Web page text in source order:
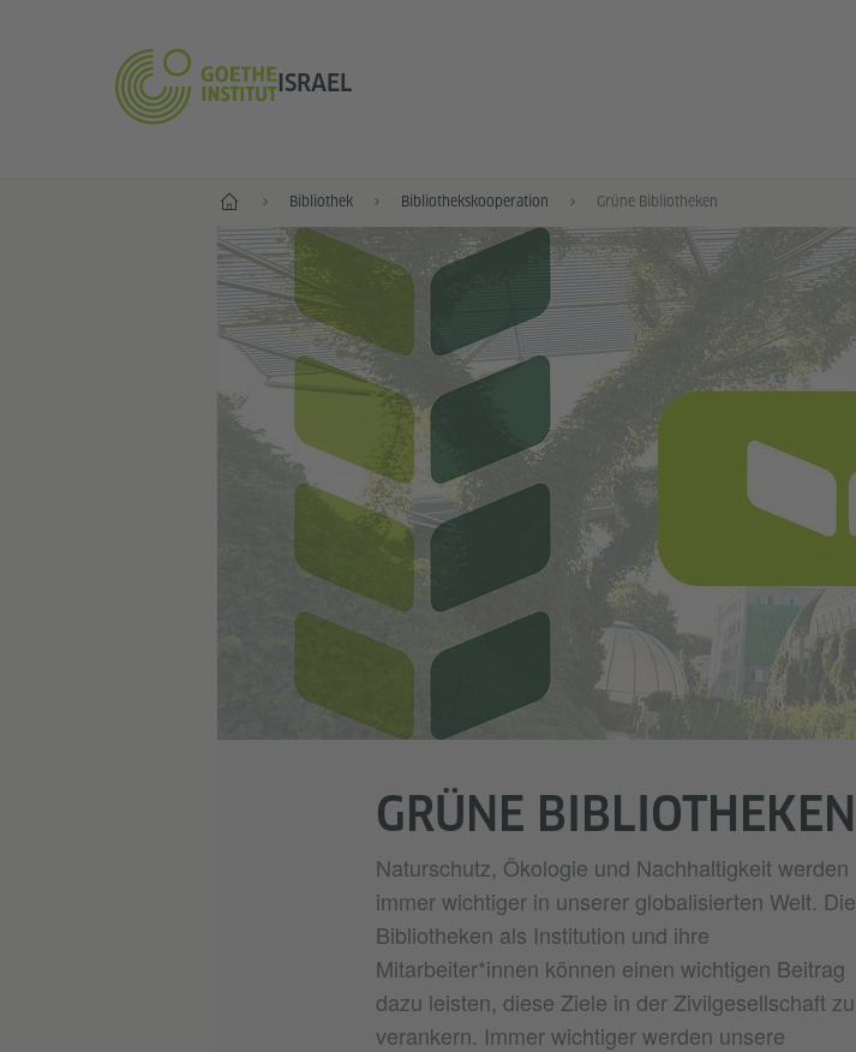
ISRAEL
Start Bibliothek Bibliothekskooperation Grüne Bibliotheken
GRÜNE BIBLIOTHEKEN
Naturschutz, Ökologie und Nachhaltigkeit werden
immer wichtiger in unserer globalisierten Welt. Die
Bibliotheken als Institution und ihre
Mitarbeiter*innen können einen wichtigen Beitrag
dazu leisten, diese Ziele in der Zivilgesellschaft zu
verankern. Immer wichtiger werden unsere